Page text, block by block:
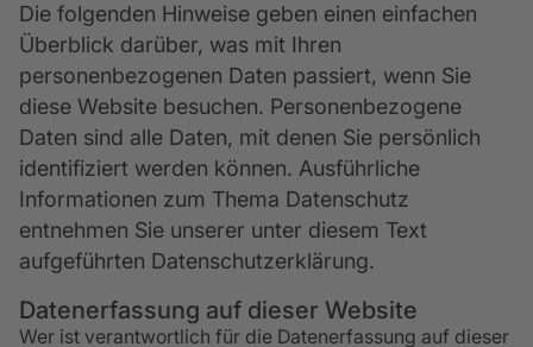
Die folgenden Hinweise geben einen einfachen
Überblick darüber, was mit Ihren
personenbezogenen Daten passiert, wenn Sie
diese Website besuchen. Personenbezogene
Daten sind alle Daten, mit denen Sie persönlich
identifiziert werden können. Ausführliche
Informationen zum Thema Datenschutz
entnehmen Sie unserer unter diesem Text
aufgeführten Datenschutzerklärung.
Datenerfassung auf dieser Website
Wer ist verantwortlich für die Datenerfassung auf dieser